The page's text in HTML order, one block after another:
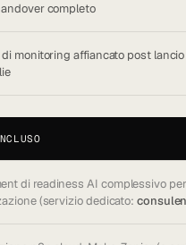
di readiness AI complessivo per
(servizio dedicato:
completo
monitoring affiancato post